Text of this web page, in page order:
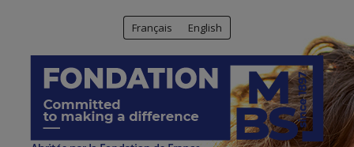
Français English